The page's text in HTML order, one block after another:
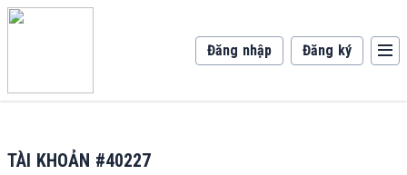
Đăng nhập Đăng ký
TÀI KHOẢN #40227